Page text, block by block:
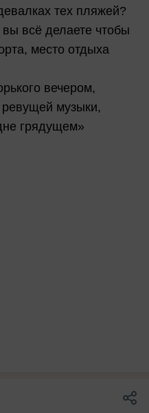
тех пляжей?
всё делаете чтобы
место отдыха
вечером,
музыки,
грядущем»